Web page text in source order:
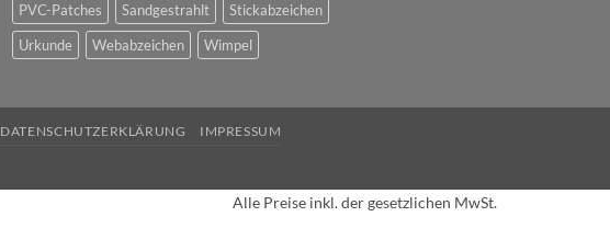
PVC-Patches
Sandgestrahlt
Stickabzeichen
Urkunde
Webabzeichen Wimpel
DATENSCHUTZERKLÄRUNG IMPRESSUM
Alle Preise inkl. der gesetzlichen MwSt.